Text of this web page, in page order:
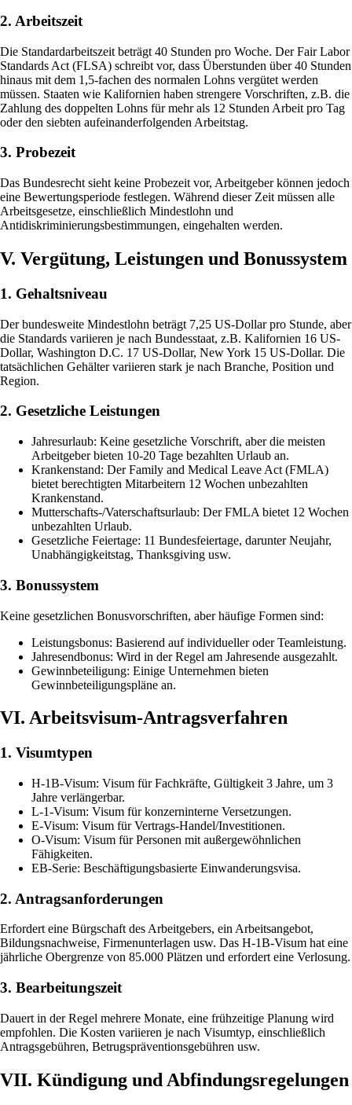
2. Arbeitszeit
Die Standardarbeitszeit beträgt 40 Stunden pro Woche. Der Fair Labor
Standards Act (FLSA) schreibt vor, dass Überstunden über 40 Stunden
hinaus mit dem 1,5-fachen des normalen Lohns vergütet werden
müssen. Staaten wie Kalifornien haben strengere Vorschriften, z.B. die
Zahlung des doppelten Lohns für mehr als 12 Stunden Arbeit pro Tag
oder den siebten aufeinanderfolgenden Arbeitstag.
3. Probezeit
Das Bundesrecht sieht keine Probezeit vor, Arbeitgeber können jedoch
eine Bewertungsperiode festlegen. Während dieser Zeit müssen alle
Arbeitsgesetze, einschließlich Mindestlohn und
Antidiskriminierungsbestimmungen, eingehalten werden.
V. Vergütung, Leistungen und Bonussystem
1. Gehaltsniveau
Der bundesweite Mindestlohn beträgt 7,25 US-Dollar pro Stunde, aber
die Standards variieren je nach Bundesstaat, z.B. Kalifornien 16 US-
Dollar, Washington D.C. 17 US-Dollar, New York 15 US-Dollar. Die
tatsächlichen Gehälter variieren stark je nach Branche, Position und
Region.
2. Gesetzliche Leistungen
Jahresurlaub: Keine gesetzliche Vorschrift, aber die meisten
Arbeitgeber bieten 10-20 Tage bezahlten Urlaub an.
Krankenstand: Der Family and Medical Leave Act (FMLA)
bietet berechtigten Mitarbeitern 12 Wochen unbezahlten
Krankenstand.
Mutterschafts-/Vaterschaftsurlaub: Der FMLA bietet 12 Wochen
unbezahlten Urlaub.
Gesetzliche Feiertage: 11 Bundesfeiertage, darunter Neujahr,
Unabhängigkeitstag, Thanksgiving usw.
3. Bonussystem
Keine gesetzlichen Bonusvorschriften, aber häufige Formen sind:
Leistungsbonus: Basierend auf individueller oder Teamleistung.
Jahresendbonus: Wird in der Regel am Jahresende ausgezahlt.
Gewinnbeteiligung: Einige Unternehmen bieten
Gewinnbeteiligungspläne an.
VI. Arbeitsvisum-Antragsverfahren
1. Visumtypen
H-1B-Visum: Visum für Fachkräfte, Gültigkeit 3 Jahre, um 3
Jahre verlängerbar.
L-1-Visum: Visum für konzerninterne Versetzungen.
E-Visum: Visum für Vertrags-Handel/Investitionen.
O-Visum: Visum für Personen mit außergewöhnlichen
Fähigkeiten.
EB-Serie: Beschäftigungsbasierte Einwanderungsvisa.
2. Antragsanforderungen
Erfordert eine Bürgschaft des Arbeitgebers, ein Arbeitsangebot,
Bildungsnachweise, Firmenunterlagen usw. Das H-1B-Visum hat eine
jährliche Obergrenze von 85.000 Plätzen und erfordert eine Verlosung.
3. Bearbeitungszeit
Dauert in der Regel mehrere Monate, eine frühzeitige Planung wird
empfohlen. Die Kosten variieren je nach Visumtyp, einschließlich
Antragsgebühren, Betrugspräventionsgebühren usw.
VII. Kündigung und Abfindungsregelungen